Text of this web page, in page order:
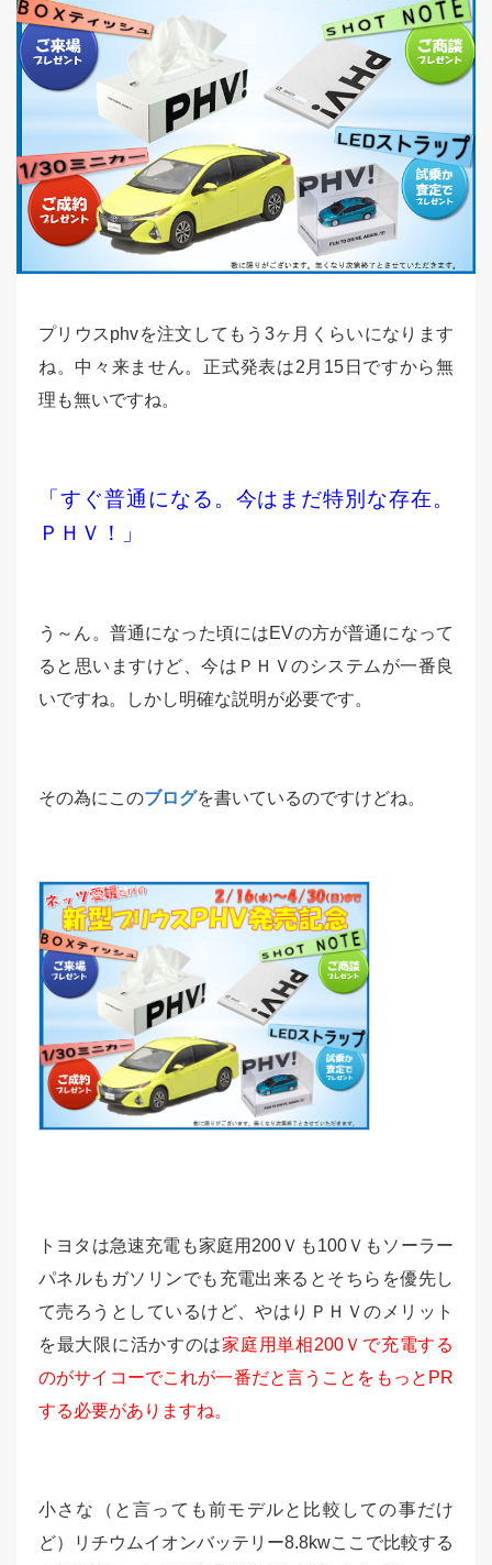
プリウスphvを注文してもう3ヶ月くらいになります
ね。中々来ません。正式発表は2月15日ですから無
理も無いですね。
「すぐ普通になる。今はまだ特別な存在。
ＰＨＶ！」
う～ん。普通になった頃にはEVの方が普通になって
ると思いますけど、今はＰＨＶのシステムが一番良
いですね。しかし明確な説明が必要です。
その為にこのブログを書いているのですけどね。
トヨタは急速充電も家庭用200Ｖも100Ｖもソーラー
パネルもガソリンでも充電出来るとそちらを優先し
て売ろうとしているけど、やはりＰＨＶのメリット
を最大限に活かすのは家庭用単相200Ｖで充電する
のがサイコーでこれが一番だと言うことをもっとPR
する必要がありますね。
小さな（と言っても前モデルと比較しての事だけ
ど）リチウムイオンバッテリー8.8kwここで比較する